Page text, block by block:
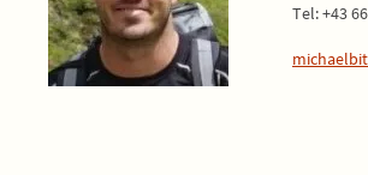
Tel: +43